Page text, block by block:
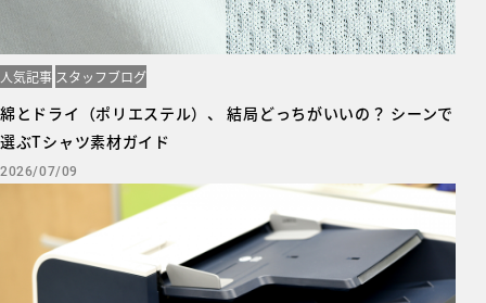
人気記事 スタッフブログ
綿とドライ（ポリエステル）、 結局どっちがいいの？ シーンで
選ぶTシャツ素材ガイド
2026/07/09